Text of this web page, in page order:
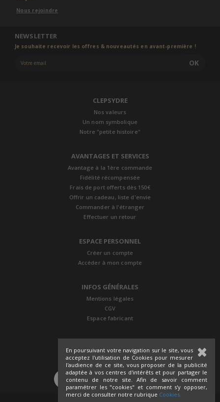
En poursuivant votre navigation sur le site, vous
acceptez l'utilisation de Cookies pour mesurer
l'audience de ce site, vous proposer de la publicité
adaptée à vos centres d'intérêts et pour partager le
contenu de notre site. Afin de savoir comment
paramétrer les "cookies" et comment s'y opposer,
merci de consulter notre rubrique Cookies.
Nous rejoindre
NEWSLETTER
Je souhaite recevoir les offres & nouveautés en avant-première !
OK
CLEPSYDRE
Nos valeurs
Un nom symbolique
Notre "petite histoire"
AVANTAGES ET SERVICES
Avantage à la 1ère commande
Fidélité récompensée
Frais de port offerts dès 150€
Offrir un cadeau, liste d'envie
Commander à l'étranger
Effectuer un retour
ESPACE PERSONNEL
Créer un compte
Accéder à mon compte
INFOS GÉNÉRALES
Mentions légales
CGV
Espace fabricant
SUIVEZ-NOUS